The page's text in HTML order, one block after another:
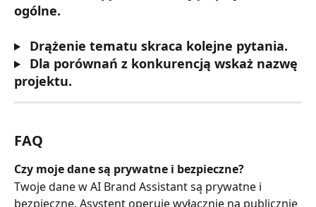
ogólne.
Drążenie tematu skraca kolejne pytania.
Dla porównań z konkurencją wskaż nazwę
projektu.
FAQ
Czy moje dane są prywatne i bezpieczne?
Twoje dane w AI Brand Assistant są prywatne i
bezpieczne. Asystent operuje wyłącznie na publicznie